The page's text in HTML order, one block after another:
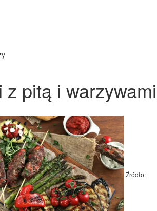
z pitą i warzywami
Źródło: